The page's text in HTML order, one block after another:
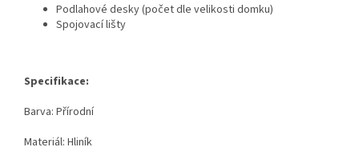
Podlahové desky (počet dle velikosti domku)
Spojovací lišty
Specifikace:
Barva: Přírodní
Materiál: Hliník